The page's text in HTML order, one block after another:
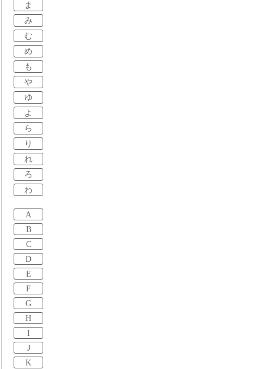
ま
み
む
め
も
や
ゆ
よ
ら
り
れ
ろ
わ
A
B
C
D
E
F
G
H
I
J
K